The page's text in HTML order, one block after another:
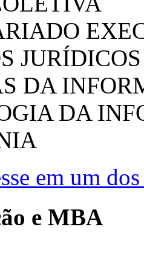
DA
DA
em um
e MBA